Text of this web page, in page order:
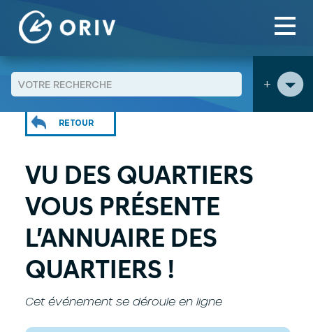
Aller au contenu
+
Agenda >
Vu des quartiers vous présente l'Annuaire des
quartiers !
RETOUR
VU DES QUARTIERS
VOUS PRÉSENTE
L’ANNUAIRE DES
QUARTIERS !
Cet événement se déroule en ligne
Panneau de gestion des cookies